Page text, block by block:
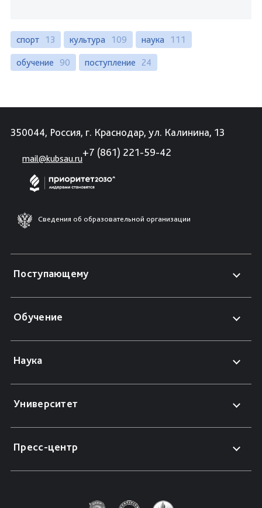
спорт 13 культура 109 наука 111
обучение 90 поступление 24
350044, Россия, г. Краснодар, ул. Калинина, 13
mail@kubsau.ru
+7 (861) 221-59-42
Сведения об образовательной организации
Поступающему
Обучение
Наука
Университет
Пресс-центр